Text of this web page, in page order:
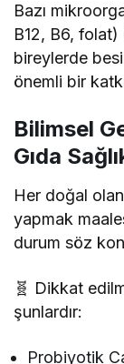
Bazı
B12, B6,
bireylerde
önemli bir
Bilimsel
Gıda
Her doğal
yapmak
durum söz
🧬 Dikkat
şunlardır:
Probiyotik